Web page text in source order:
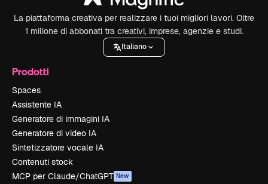
La piattaforma creativa per realizzare i tuoi migliori lavori. Oltre
1 milione di abbonati tra creativi, imprese, agenzie e studi.
Italiano
Prodotti
Spaces
Assistente IA
Generatore di immagini IA
Generatore di video IA
Sintetizzatore vocale IA
Contenuti stock
MCP per Claude/ChatGPT New